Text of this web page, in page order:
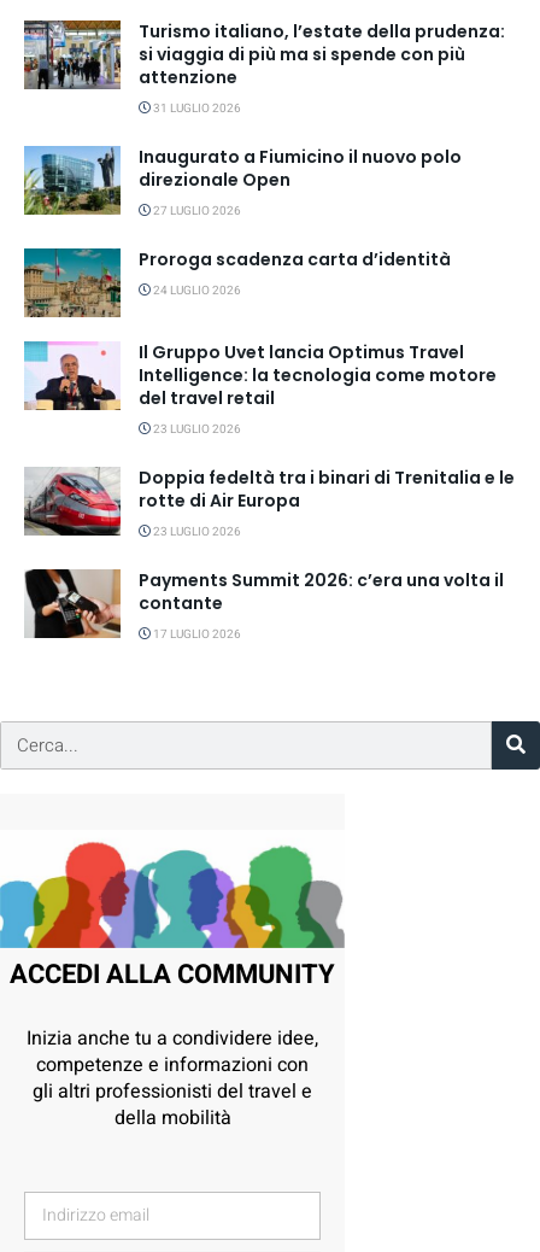
Turismo italiano, l’estate della prudenza:
si viaggia di più ma si spende con più
attenzione
31 LUGLIO 2026
Inaugurato a Fiumicino il nuovo polo
direzionale Open
27 LUGLIO 2026
Proroga scadenza carta d’identità
24 LUGLIO 2026
Il Gruppo Uvet lancia Optimus Travel
Intelligence: la tecnologia come motore
del travel retail
23 LUGLIO 2026
Doppia fedeltà tra i binari di Trenitalia e le
rotte di Air Europa
23 LUGLIO 2026
Payments Summit 2026: c’era una volta il
contante
17 LUGLIO 2026
ACCEDI ALLA COMMUNITY
Inizia anche tu a condividere idee,
competenze e informazioni con
gli altri professionisti del travel e
della mobilità